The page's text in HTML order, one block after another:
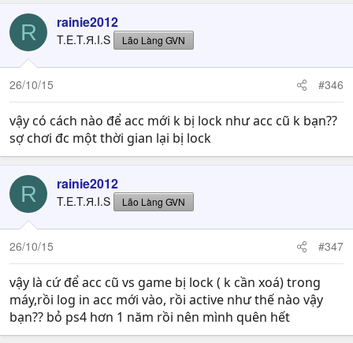
R rainie2012
T.E.T.Я.I.S Lão Làng GVN
26/10/15 #346
vậy có cách nào để acc mới k bị lock như acc cũ k bạn??
sợ chơi đc một thời gian lại bị lock
R rainie2012
T.E.T.Я.I.S Lão Làng GVN
26/10/15 #347
vậy là cứ để acc cũ vs game bị lock ( k cần xoá) trong
máy,rồi log in acc mới vào, rồi active như thế nào vậy
bạn?? bỏ ps4 hơn 1 năm rồi nên mình quên hết